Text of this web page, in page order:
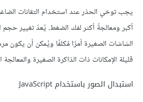
يجب توخي الحذر عند استخدام التقانات
أكبر ومعالجةً أكثر لفك الضغط. يُعدّ تغيير حجم
الشاشات الصغيرة أمرًا مُكلفًا ويُمكن أن يكون
قليلة الإمكانات ذات الذاكرة الصغيرة
استبدال الصور باستخدام JavaScript